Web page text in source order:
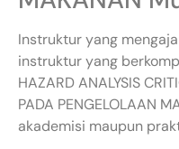
Instruktur yang
instruktur yang
HAZARD ANALYSIS
PADA PENGELOLAAN
akademisi maupun